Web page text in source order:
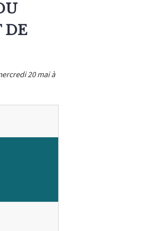
DE
20 mai à